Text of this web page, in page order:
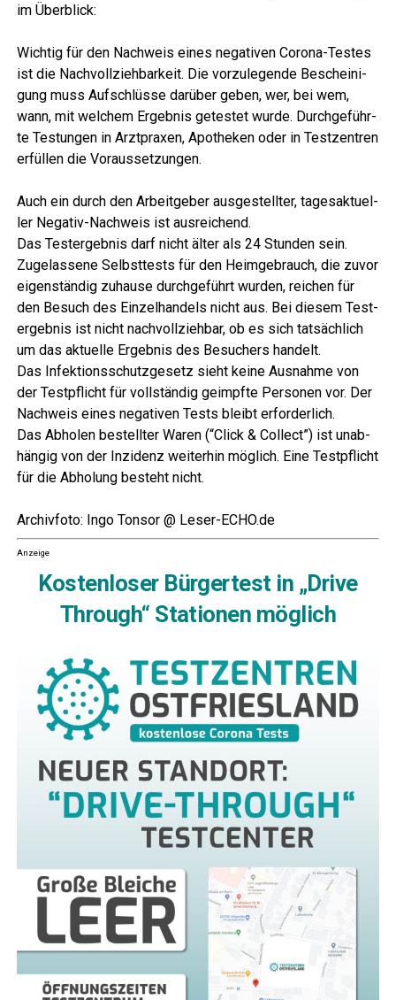
im Überblick:
Wich­tig für den Nach­weis eines nega­ti­ven Coro­na-Tes­tes
ist die Nach­voll­zieh­bar­keit. Die vor­zu­le­gen­de Beschei­ni­
gung muss Auf­schlüs­se dar­über geben, wer, bei wem,
wann, mit wel­chem Ergeb­nis getes­tet wur­de. Durch­ge­führ­
te Tes­tun­gen in Arzt­pra­xen, Apo­the­ken oder in Test­zen­tren
erfül­len die Voraussetzungen.
Auch ein durch den Arbeit­ge­ber aus­ge­stell­ter, tages­ak­tu­el­
ler Nega­tiv-Nach­weis ist ausreichend.
Das Test­ergeb­nis darf nicht älter als 24 Stun­den sein.
Zuge­las­se­ne Selbst­tests für den Heim­ge­brauch, die zuvor
eigen­stän­dig zuhau­se durch­ge­führt wur­den, rei­chen für
den Besuch des Ein­zel­han­dels nicht aus. Bei die­sem Test­
ergeb­nis ist nicht nach­voll­zieh­bar, ob es sich tat­säch­lich
um das aktu­el­le Ergeb­nis des Besu­chers handelt.
Das Infek­ti­ons­schutz­ge­setz sieht kei­ne Aus­nah­me von
der Test­pflicht für voll­stän­dig geimpf­te Per­so­nen vor. Der
Nach­weis eines nega­ti­ven Tests bleibt erforderlich.
Das Abho­len bestell­ter Waren (“Click & Coll­ect”) ist unab­
hän­gig von der Inzi­denz wei­ter­hin mög­lich. Eine Test­pflicht
für die Abho­lung besteht nicht.
Archiv­fo­to: Ingo Ton­sor @ Leser-ECHO.de
Anzeige
Kos­ten­lo­ser Bür­ger­test in „Dri­ve
Through“ Sta­tio­nen möglich